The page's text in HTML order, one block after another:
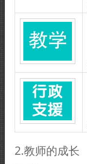
2.教师的成长